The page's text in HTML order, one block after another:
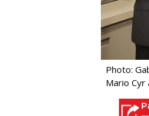
Photo:
Mario